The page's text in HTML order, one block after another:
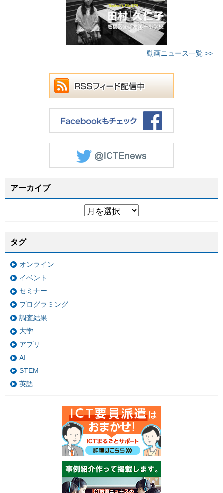
動画ニュース一覧 >>
アーカイブ
タグ
オンライン
イベント
セミナー
プログラミング
調査結果
大学
アプリ
AI
STEM
英語